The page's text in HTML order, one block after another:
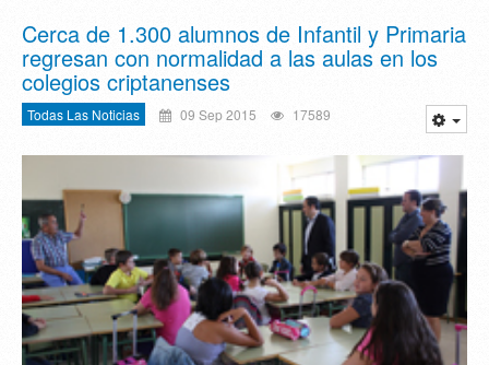
Cerca de 1.300 alumnos de Infantil y Primaria
regresan con normalidad a las aulas en los
colegios criptanenses
Todas Las Noticias 09 Sep 2015 17589